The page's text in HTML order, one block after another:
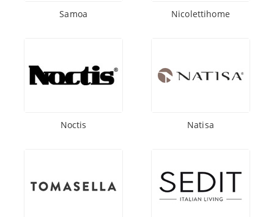
Samoa Nicolettihome
Noctis Natisa